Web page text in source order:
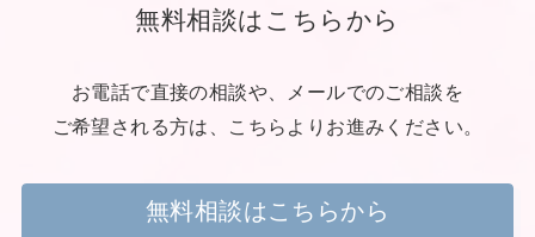
無料相談はこちらから
お電話で直接の相談や、メールでのご相談を
ご希望される方は、こちらよりお進みください。
無料相談はこちらから